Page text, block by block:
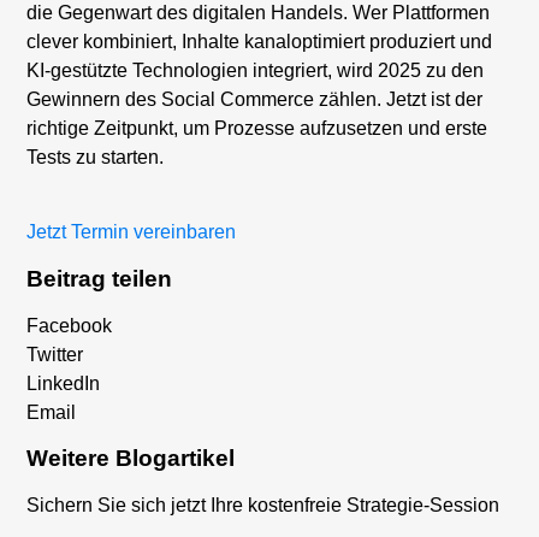
die Gegenwart des digitalen Handels. Wer Plattformen
clever kombiniert, Inhalte kanaloptimiert produziert und
KI-gestützte Technologien integriert, wird 2025 zu den
Gewinnern des Social Commerce zählen. Jetzt ist der
richtige Zeitpunkt, um Prozesse aufzusetzen und erste
Tests zu starten.
Jetzt Termin vereinbaren
Beitrag teilen
Facebook
Twitter
LinkedIn
Email
Weitere Blogartikel
Sichern Sie sich jetzt Ihre kostenfreie Strategie-Session